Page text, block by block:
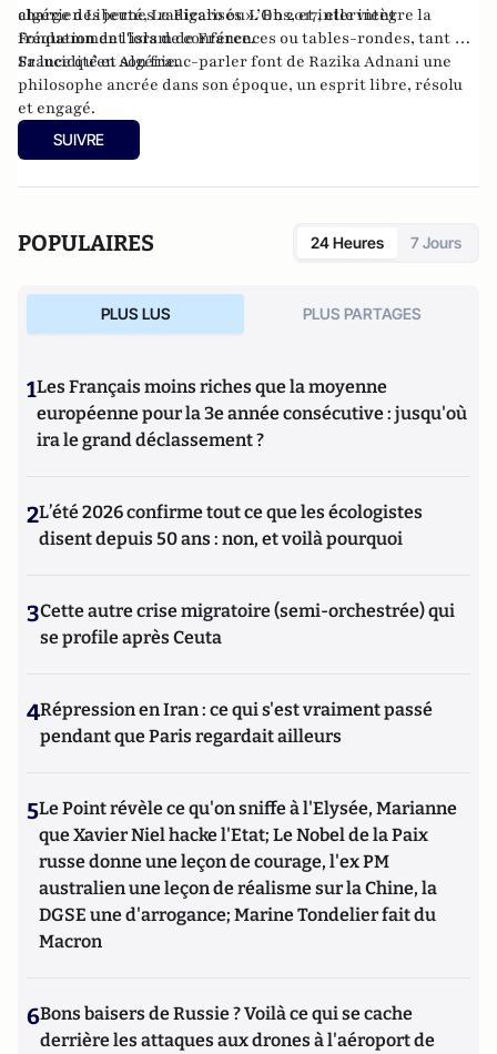
charge des jeunes radicalisés ». En 2017, elle intègre la
Fondation de l'islam de France.
algérien Liberté, Le Figaro ou L’Obs, et intervient
fréquemment lors de conférences ou tables-rondes, tant en
France qu’en Algérie.
Sa lucidité et son franc-parler font de Razika Adnani une
philosophe ancrée dans son époque, un esprit libre, résolu
et engagé.
SUIVRE
POPULAIRES 24 Heures 7 Jours
PLUS LUS PLUS PARTAGES
1Les Français moins riches que la moyenne
européenne pour la 3e année consécutive : jusqu'où
ira le grand déclassement ?
2L’été 2026 confirme tout ce que les écologistes
disent depuis 50 ans : non, et voilà pourquoi
3Cette autre crise migratoire (semi-orchestrée) qui
se profile après Ceuta
4Répression en Iran : ce qui s'est vraiment passé
pendant que Paris regardait ailleurs
5Le Point révèle ce qu'on sniffe à l'Elysée, Marianne
que Xavier Niel hacke l'Etat; Le Nobel de la Paix
russe donne une leçon de courage, l'ex PM
australien une leçon de réalisme sur la Chine, la
DGSE une d'arrogance; Marine Tondelier fait du
Macron
6Bons baisers de Russie ? Voilà ce qui se cache
derrière les attaques aux drones à l'aéroport de